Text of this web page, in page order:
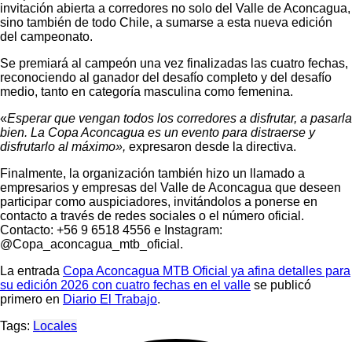
invitación abierta a corredores no solo del Valle de Aconcagua,
sino también de todo Chile, a sumarse a esta nueva edición
del campeonato.
Se premiará al campeón una vez finalizadas las cuatro fechas,
reconociendo al ganador del desafío completo y del desafío
medio, tanto en categoría masculina como femenina.
«Esperar que vengan todos los corredores a disfrutar, a pasarla
bien. La Copa Aconcagua es un evento para distraerse y
disfrutarlo al máximo», expresaron desde la directiva.
Finalmente, la organización también hizo un llamado a
empresarios y empresas del Valle de Aconcagua que deseen
participar como auspiciadores, invitándolos a ponerse en
contacto a través de redes sociales o el número oficial.
Contacto: +56 9 6518 4556 e Instagram:
@Copa_aconcagua_mtb_oficial.
La entrada Copa Aconcagua MTB Oficial ya afina detalles para
su edición 2026 con cuatro fechas en el valle se publicó
primero en Diario El Trabajo.
Tags: Locales